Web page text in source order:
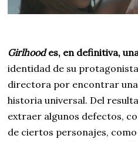
Girlhoodes, en definitiva,
identidad de su
directora por encontrar
historia universal. Del
extraer algunos defectos,
de ciertos personajes,